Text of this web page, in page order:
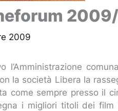
2009
l’Amministrazione
la società Libera la
come sempre presso il
i migliori titoli dei